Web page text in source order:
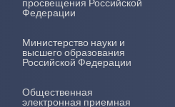
просвещения Российской
Федерации
Министерство науки и
высшего образования
Российской Федерации
Общественная
электронная приемная